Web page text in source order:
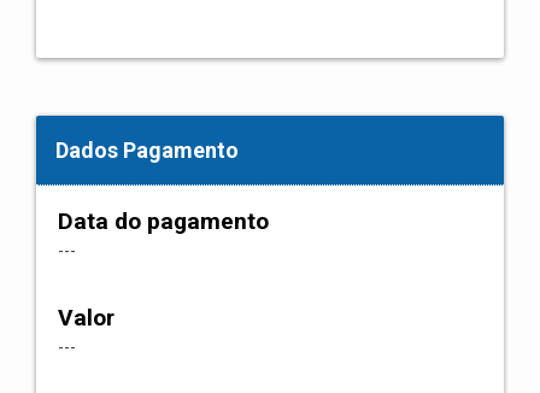
Dados Pagamento
Data do pagamento
---
Valor
---